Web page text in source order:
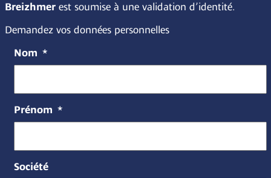
Breizhmerest soumise à une validation d’identité.
Demandez vos données personnelles
Nom *
Prénom *
Société